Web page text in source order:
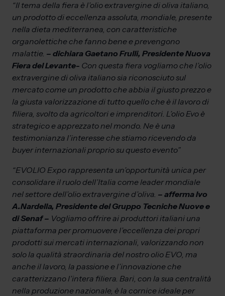
“Il tema della fiera è l’olio extravergine di oliva italiano,
un prodotto di eccellenza assoluta, mondiale, presente
nella dieta mediterranea, con caratteristiche
organolettiche che fanno bene e prevengono
malattie. – dichiara Gaetano Frulli, Presidente Nuova
Fiera del Levante- Con questa fiera vogliamo che l’olio
extravergine di oliva italiano sia riconosciuto sul
mercato come un prodotto che abbia il giusto prezzo e
la giusta valorizzazione di tutto quello che è il lavoro di
filiera, svolto da agricoltori e imprenditori. L’olio Evo è
strategico e apprezzato nel mondo. Ne è una
testimonianza l’interesse che stiamo ricevendo da
buyer internazionali proprio su questo evento”
“EVOLIO Expo rappresenta un’opportunità unica per
consolidare il ruolo dell’Italia come leader mondiale
nel settore dell’olio extravergine d’oliva. – afferma Ivo
A.Nardella, Presidente del Gruppo Tecniche Nuove e
di Senaf – Vogliamo offrire ai produttori italiani una
piattaforma per promuovere l’eccellenza dei propri
prodotti sui mercati internazionali, valorizzando non
solo la qualità straordinaria del nostro olio EVO, ma
anche il lavoro, la passione e l’innovazione che
caratterizzano l’intera filiera. Bari, con la sua centralità
nella produzione nazionale, è la cornice ideale per